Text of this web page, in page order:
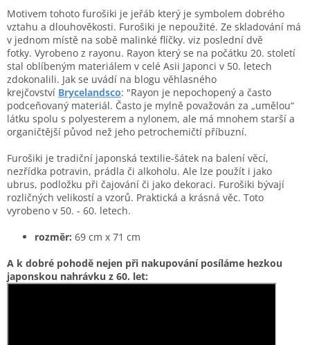
Motivem tohoto furošiki je jeřáb který je symbolem dobrého
vztahu a dlouhověkosti. Furošiki je nepoužité. Ze skladování má
v jednom místě na sobě malinké flíčky. viz poslední dvě
fotky. Vyrobeno z rayonu. Rayon který se na počátku 20. století
stal oblíbeným materiálem v celé Asii Japonci v 50. letech
zdokonalili. Jak se uvádí na blogu věhlasného
krejčovství Brycelandsco: "Rayon je nepochopený a často
podceňovaný materiál. Často je mylně považován za „umělou“
látku spolu s polyesterem a nylonem, ale má mnohem starší a
organičtější původ než jeho petrochemičtí příbuzní.
Furošiki je tradiční japonská textilie-šátek na balení věcí,
nezřídka potravin, prádla či alkoholu. Ale lze použít i jako
ubrus, podložku při čajování či jako dekoraci. Furošiki bývají
rozličných velikostí a vzorů. Praktická a krásná věc. Toto
vyrobeno v 50. - 60. letech.
rozměr: 69 cm x 71 cm
A k dobré pohodě nejen při nakupování posíláme hezkou
japonskou nahrávku z 60. let: